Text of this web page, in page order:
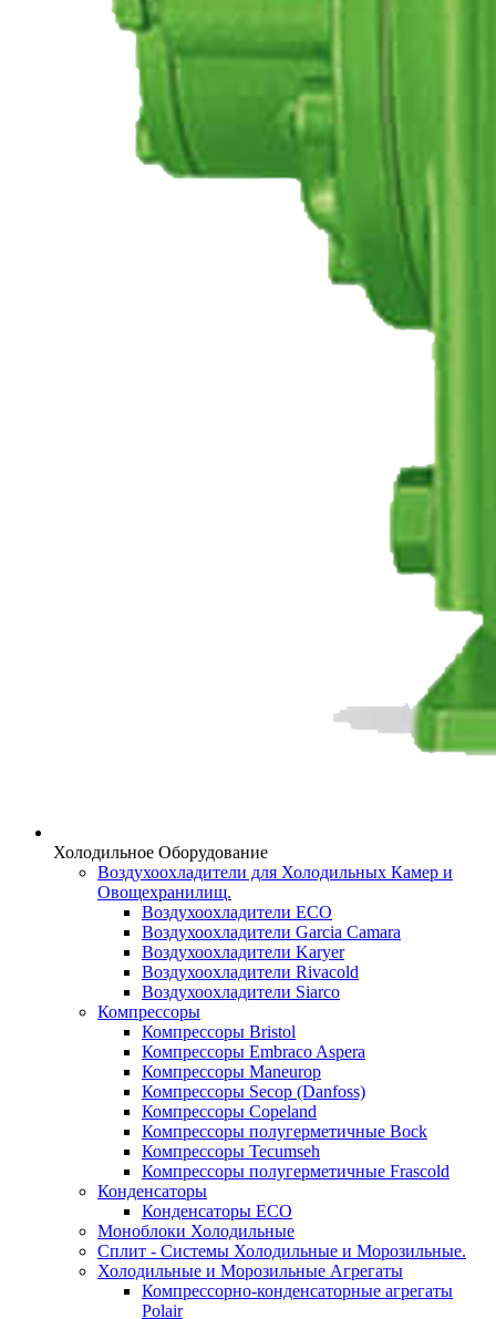
Холодильное Оборудование
Воздухоохладители для Холодильных Камер и
Овощехранилищ.
Воздухоохладители ECO
Воздухоохладители Garcia Camara
Воздухоохладители Karyer
Воздухоохладители Rivacold
Воздухоохладители Siarco
Компрессоры
Компрессоры Bristol
Компрессоры Embraco Aspera
Компрессоры Maneurop
Компрессоры Secop (Danfoss)
Компрессоры Copeland
Компрессоры полугерметичные Bock
Компрессоры Tecumseh
Компрессоры полугерметичные Frascold
Конденсаторы
Конденсаторы ECO
Моноблоки Холодильные
Сплит - Системы Холодильные и Морозильные.
Холодильные и Морозильные Агрегаты
Компрессорно-конденсаторные агрегаты
Polair